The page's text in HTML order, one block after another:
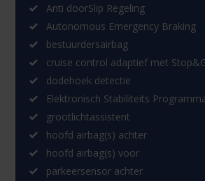
Anti doorSlip Regeling
Autonomous Emergency Braking
bestuurdersairbag
cruise control adaptief met
dodehoek detectie
Elektronisch Stabiliteits
grootlichtassistent
hoofd airbag(s) achter
hoofd airbag(s) voor
parkeersensor achter